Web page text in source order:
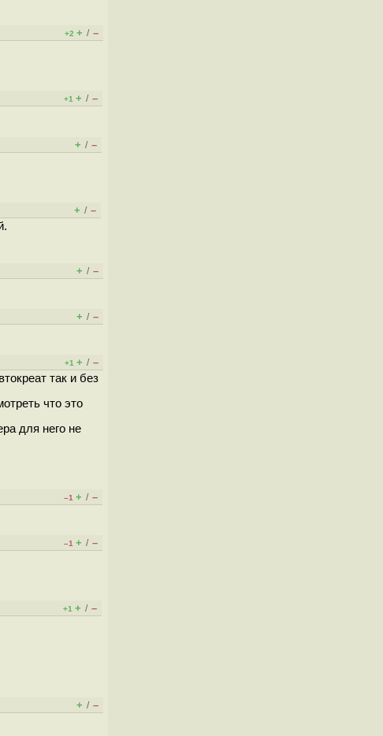
+2 + / –
+1 + / –
+ / –
+ / –
+ / –
+ / –
+1 + / –
так и без
что это
для него не
–1 + / –
–1 + / –
+1 + / –
+ / –